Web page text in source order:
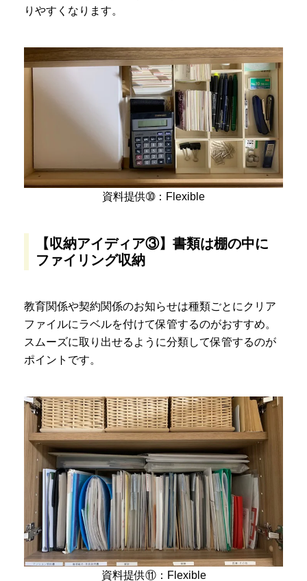
りやすくなります。
資料提供➉：Flexible
【収納アイディア③】書類は棚の中に
ファイリング収納
教育関係や契約関係のお知らせは種類ごとにクリア
ファイルにラベルを付けて保管するのがおすすめ。
スムーズに取り出せるように分類して保管するのが
ポイントです。
資料提供⑪：Flexible